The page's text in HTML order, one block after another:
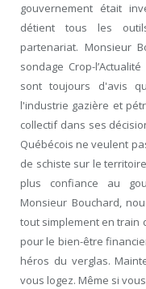
gouvernement était
détient tous les
partenariat. Monsieur
sondage Crop-
sont toujours d'avis
l'industrie gazière et
collectif dans ses
Québécois ne veulent
de schiste sur le
plus confiance au
Monsieur Bouchard,
tout simplement en train
pour le bien-être
héros du verglas.
vous logez. Même si